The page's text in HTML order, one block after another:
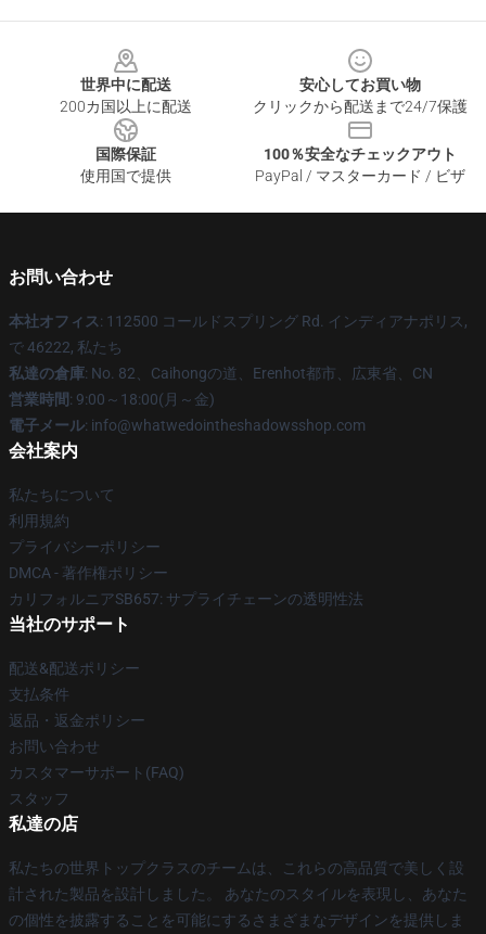
世界中に配送
200カ国以上に配送
安心してお買い物
クリックから配送まで24/7保護
国際保証
使用国で提供
100％安全なチェックアウト
PayPal / マスターカード / ビザ
お問い合わせ
本社オフィス: 112500 コールドスプリング Rd. インディアナポリス,
で 46222, 私たち
私達の倉庫: No. 82、Caihongの道、Erenhot都市、広東省、CN
営業時間: 9:00～18:00(月～金)
電子メール: info@whatwedointheshadowsshop.com
会社案内
私たちについて
利用規約
プライバシーポリシー
DMCA - 著作権ポリシー
カリフォルニアSB657: サプライチェーンの透明性法
当社のサポート
配送&配送ポリシー
支払条件
返品・返金ポリシー
お問い合わせ
カスタマーサポート(FAQ)
スタッフ
私達の店
私たちの世界トップクラスのチームは、これらの高品質で美しく設
計された製品を設計しました。 あなたのスタイルを表現し、あなた
の個性を披露することを可能にするさまざまなデザインを提供しま